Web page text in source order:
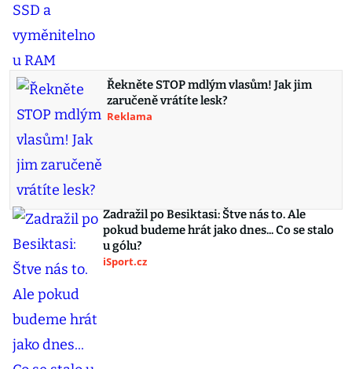
Řekněte STOP mdlým vlasům! Jak jim
zaručeně vrátíte lesk?
Reklama
Zadražil po Besiktasi: Štve nás to. Ale
pokud budeme hrát jako dnes... Co se stalo
u gólu?
iSport.cz